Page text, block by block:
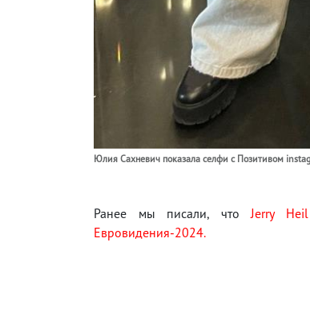
Юлия Сахневич показала селфи с Позитивом
Ранее мы писали, чтоJerry
Евровидения-2024.